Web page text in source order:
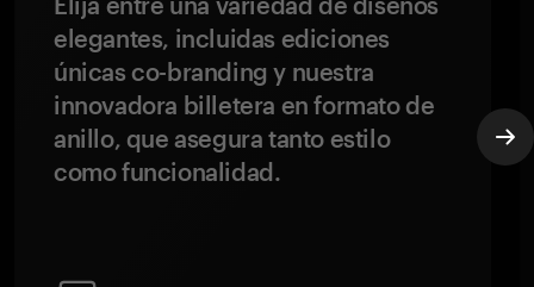
elegantes, incluidas ediciones
únicas co-branding y nuestra
innovadora billetera en formato de
anillo, que asegura tanto estilo
como funcionalidad.